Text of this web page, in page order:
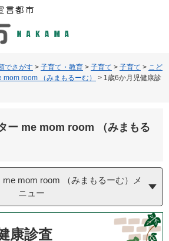
でさがす > 子育て・教育 > 子育て > 子育て > こど
mom room （みまもるーむ）
> 1歳6か月児健康診
ー me mom room （みまもる
mom room （みまもるーむ）メ
ニュー
康診査